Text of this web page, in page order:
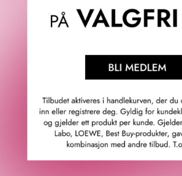
Fredrik & Louisa
Om Fredrik & Louisa
Autorisert forhandler